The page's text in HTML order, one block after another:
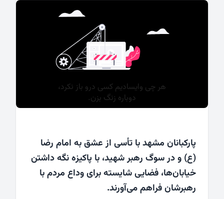
پارکبانان مشهد با تأسی از عشق به امام رضا
(ع) و در سوگ رهبر شهید، با پاکیزه نگه داشتن
خیابان‌ها، فضایی شایسته برای وداع مردم با
رهبرشان فراهم می‌آورند.